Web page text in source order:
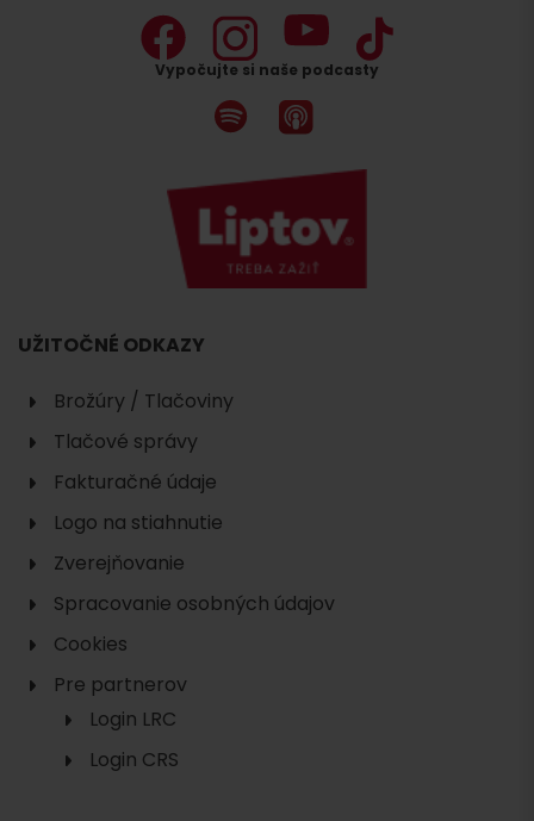
Vypočujte si naše podcasty
UŽITOČNÉ ODKAZY
Brožúry / Tlačoviny
Tlačové správy
Fakturačné údaje
Logo na stiahnutie
Zverejňovanie
Spracovanie osobných údajov
Cookies
Pre partnerov
Login LRC
Login CRS